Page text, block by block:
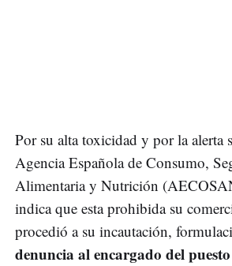
Por su alta toxicidad y por la alerta
Agencia Española de Consumo,
Alimentaria y Nutrición
indica que esta prohibida su
procedió a su incautación,
denuncia al encargado del